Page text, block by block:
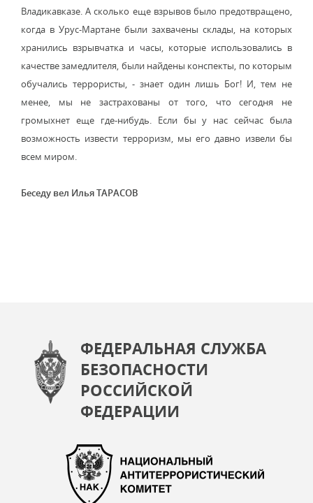
Владикавказе. А сколько еще взрывов было предотвращено,
когда в Урус-Мартане были захвачены склады, на которых
хранились взрывчатка и часы, которые использовались в
качестве замедлителя, были найдены конспекты, по которым
обучались террористы, - знает один лишь Бог! И, тем не
менее, мы не застрахованы от того, что сегодня не
громыхнет еще где-нибудь. Если бы у нас сейчас была
возможность извести терроризм, мы его давно извели бы
всем миром.
Беседу вел Илья ТАРАСОВ
ФЕДЕРАЛЬНАЯ СЛУЖБА
БЕЗОПАСНОСТИ
РОССИЙСКОЙ
ФЕДЕРАЦИИ